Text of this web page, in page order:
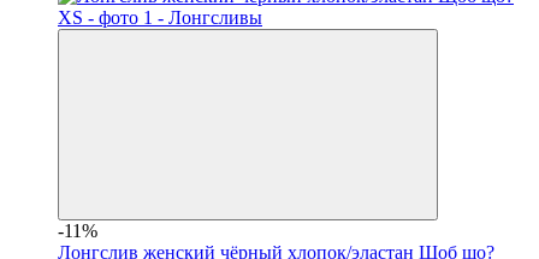
-11%
Лонгслив женский чёрный хлопок/эластан Щоб що?